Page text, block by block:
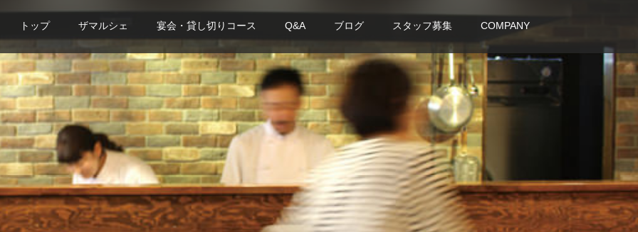
トップ ザマルシェ 宴会・貸し切りコース Q&A ブログ スタッフ募集 COMPANY